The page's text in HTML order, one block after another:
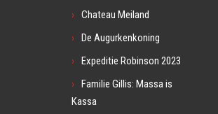
Chateau Meiland
De Augurkenkoning
Expeditie Robinson 2023
Familie Gillis: Massa is
Kassa